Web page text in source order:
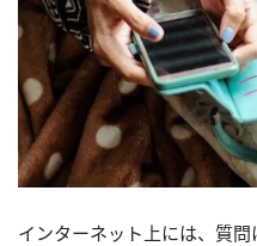
インターネット上には、質